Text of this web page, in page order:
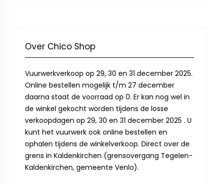
Over Chico Shop
Vuurwerkverkoop op 29, 30 en 31 december 2025.
Online bestellen mogelijk t/m 27 december
daarna staat de voorraad op 0. Er kan nog wel in
de winkel gekocht worden tijdens de losse
verkoopdagen op 29, 30 en 31 december 2025 . U
kunt het vuurwerk ook online bestellen en
ophalen tijdens de winkelverkoop. Direct over de
grens in Kaldenkirchen (grensovergang Tegelen-
Kaldenkirchen, gemeente Venlo).